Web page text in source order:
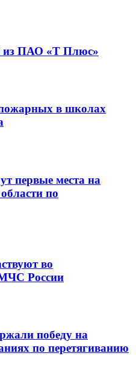
из ПАО «Т Плюс»
в школах
первые места на
по
во
МЧС России
победу на
по перетягиванию